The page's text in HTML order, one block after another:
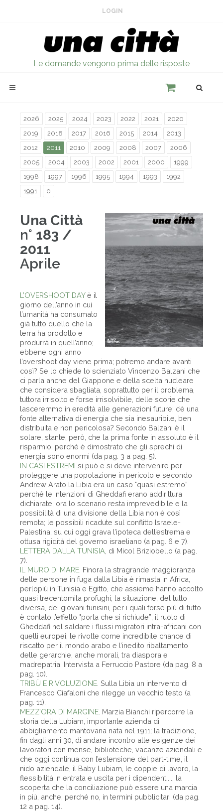
LOGIN
Le domande vengono prima delle risposte
2026 2025 2024 2023 2022 2021
2020
2019
2018 2017 2016 2015 2014
2013
2012
2011 2010 2009 2008 2007
2006
2005
2004 2003 2002 2001 2000
1999
1998
1997 1996 1995 1994 1993
1992
1991
0
Una Città
n° 183 /
2011
Aprile
L’OVERSHOOT DAYè il
giorno dell’anno in cui
l’umanità ha consumato
già tutto quello che la
terra ha prodotto e
produrrà in quell’anno;
ebbene ogni anno
l’overshoot day viene prima; potremo andare avanti
così? Se lo chiede lo scienziato Vincenzo Balzani che
ci parla anche del Giappone e della scelta nucleare
che considera sbagliata, soprattutto per il problema,
tuttora irrisolto e forse irrisolvibile, delle scorie che
lasceremmo in eredità alle generazioni future; c’è una
fonte alternativa di energia che sia inesauribile, ben
distribuita e non pericolosa? Secondo Balzani è il
solare, stante, però, che la prima fonte in assoluto è il
risparmio, perché è dimostrato che gli sprechi di
energia sono enormi (da pag. 3 a pag. 5).
IN CASI ESTREMI si può e si deve intervenire per
proteggere una popolazione in pericolo e secondo
Andrew Arato la Libia era un caso "quasi estremo”
perché le intenzioni di Gheddafi erano addirittura
dichiarate; ora lo scenario resta imprevedibile e la
possibilità di una divisione della Libia non è così
remota; le possibili ricadute sul conflitto Israele-
Palestina, su cui oggi grava l’ipoteca dell’estrema e
ottusa rigidità del governo israeliano (a pag. 6 e 7).
LETTERA DALLA TUNISIA , di Micol Briziobello (a pag.
7).
IL MURO DI MARE . Finora la stragrande maggioranza
delle persone in fuga dalla Libia è rimasta in Africa,
perlopiù in Tunisia e Egitto, che assieme hanno accolto
quasi trecentomila profughi; la situazione, del tutto
diversa, dei giovani tunisini, per i quali forse più di tutto
è contato l’effetto "porta che si richiude”; il ruolo di
Gheddafi nel saldare i flussi migratori intra-africani con
quelli europei; le rivolte come incredibile chance di
riscatto per il mondo arabo e l’inedito ribaltamento
delle gerarchie, anche morali, tra diaspora e
madrepatria. Intervista a Ferruccio Pastore (da pag. 8 a
pag. 10).
TRIBÙ E RIVOLUZIONE . Sulla Libia un intervento di
Francesco Ciafaloni che rilegge un vecchio testo (a
pag. 11).
MEZZ’ORA DI MARGINE . Marzia Bianchi ripercorre la
storia della Lubiam, importante azienda di
abbigliamento mantovana nata nel 1911; la tradizione,
fin dagli anni 30, di andare incontro alle esigenze dei
lavoratori con mense, biblioteche, vacanze aziendali e
che oggi continua con l’estensione del part-time, il
nido aziendale, il Baby Lubiam, le coppie di lavoro, la
flessibilità in entrata e uscita per i dipendenti...; la
scoperta che la conciliazione può essere una marcia
in più, anche, perché no, in termini pubblicitari (da pag.
12 a pag. 14).